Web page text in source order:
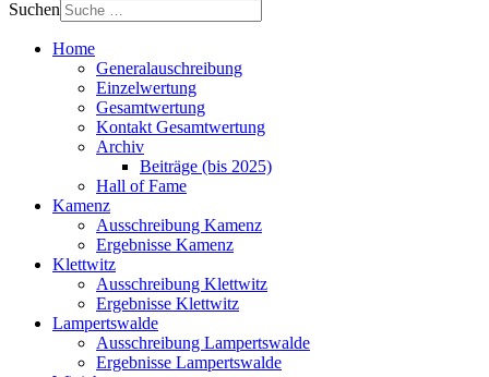
Suchen
Home
Generalauschreibung
Einzelwertung
Gesamtwertung
Kontakt Gesamtwertung
Archiv
Beiträge (bis 2025)
Hall of Fame
Kamenz
Ausschreibung Kamenz
Ergebnisse Kamenz
Klettwitz
Ausschreibung Klettwitz
Ergebnisse Klettwitz
Lampertswalde
Ausschreibung Lampertswalde
Ergebnisse Lampertswalde